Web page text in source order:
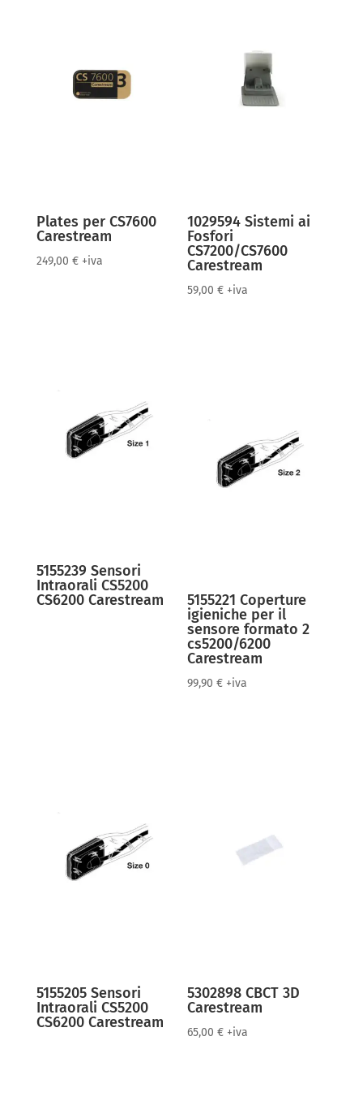
Plates per CS7600
Carestream
249,00 € +iva
1029594 Sistemi ai
Fosfori
CS7200/CS7600
Carestream
59,00€ +iva
5155239 Sensori
Intraorali CS5200
CS6200 Carestream
5155221 Coperture
igieniche per il
sensore formato 2
cs5200/6200
Carestream
99,90€ +iva
5155205 Sensori
Intraorali CS5200
CS6200 Carestream
5302898 CBCT 3D
Carestream
65,00€ +iva